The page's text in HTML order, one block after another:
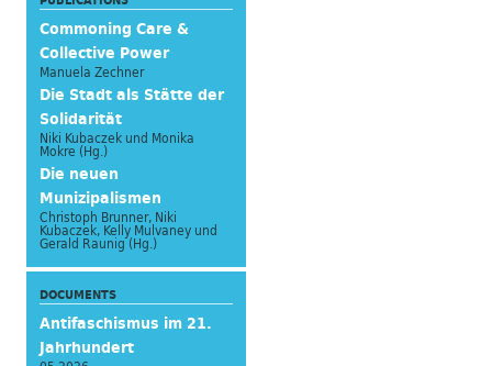
Commoning Care &
Collective Power
Manuela Zechner
Die Stadt als Stätte der
Solidarität
Niki Kubaczek und Monika
Mokre (Hg.)
Die neuen
Munizipalismen
Christoph Brunner, Niki
Kubaczek, Kelly Mulvaney und
Gerald Raunig (Hg.)
DOCUMENTS
Antifaschismus im 21.
Jahrhundert